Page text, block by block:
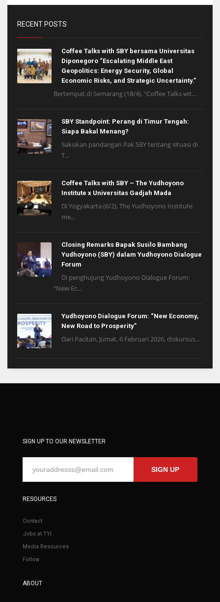
RECENT POSTS
Coffee Talks with SBY bersama Universitas
Diponegoro “Escalating Middle East
Geopolitics: Energy Security, Global
Economic Risks, and Strategic Uncertainty.”
Bertempat di Semarang (18/4), “Coffee Talks wit...
SBY Standpoint: Perang di Timur Tengah:
Siapa Bakal Menang?
Saksikan pandangan Pak SBY tentang situasi di
T...
Coffee Talks with SBY – The Yudhoyono
Institute x Universitas Gadjah Mada
Di Yogyakarta (6/2), The Yudhoyono Institute
me...
Closing Remarks Bapak Susilo Bambang
Yudhoyono (SBY) dalam Yudhoyono Dialogue
Forum
Di penghujung Yudhoyono Dialogue Forum:
“New Ec...
Yudhoyono Dialogue Forum: “New Economy,
New Road to Prosperity”
Dari Pacitan, Jumat, 6 Februari 2026, diskursus...
SIGN UP TO OUR NEWSLETTER
SIGN UP
RESOURCES
Contact
Jobs at TYI
Media Resources
Follow
ABOUT